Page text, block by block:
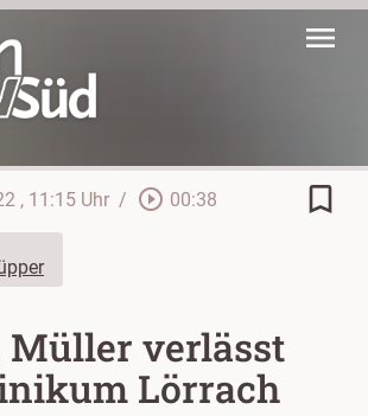
menu
, 11:15 Uhr / play_circle_outline 00:38 bookmark_border
verlässt
Lörrach